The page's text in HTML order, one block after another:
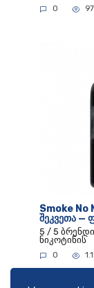
0
Smoke No
შეკვეთა —
5 / 5 ბრენდი
ნიკოტინის
0